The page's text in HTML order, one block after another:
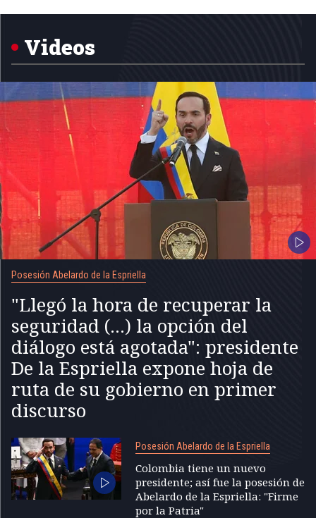
1
Videos
Posesión Abelardo de la Espriella
"Llegó la hora de recuperar la
seguridad (...) la opción del
diálogo está agotada": presidente
De la Espriella expone hoja de
ruta de su gobierno en primer
discurso
Posesión Abelardo de la Espriella
Colombia tiene un nuevo
presidente; así fue la posesión de
Abelardo de la Espriella: "Firme
por la Patria"